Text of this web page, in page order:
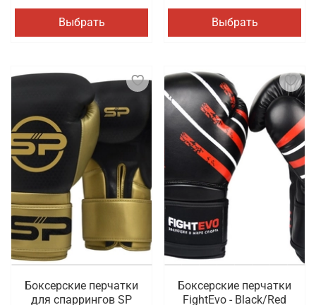
Выбрать Выбрать
Боксерские перчатки
для спаррингов SP
Боксерские перчатки
FightEvo - Black/Red